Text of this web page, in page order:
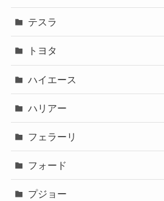
テスラ
トヨタ
ハイエース
ハリアー
フェラーリ
フォード
プジョー